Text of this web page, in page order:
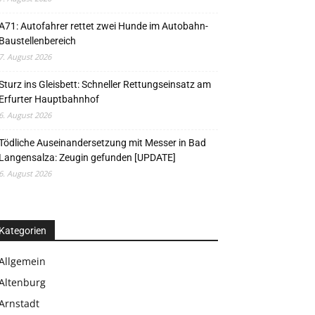
Autofahrer rettet zwei Hunde im Autobahn-
August 2026
ins Gleisbett: Schneller Rettungseinsatz am
Hauptbahnhof
August 2026
Auseinandersetzung mit Messer in Bad
Zeugin gefunden [UPDATE]
August 2026